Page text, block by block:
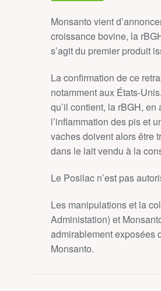
Monsanto vient
croissance bovine, la
s’agit du premier produit
La confirmation de ce
notamment aux États-
qu’il contient, la rBGH,
l’inflammation des pis et
vaches doivent alors être
dans le lait vendu à la
Le Posilac n’est pas
Les manipulations et la
Administation) et
admirablement exposées
Monsanto.